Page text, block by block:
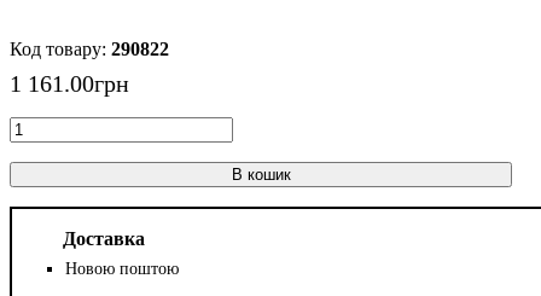
290822
1 161.00грн
В кошик
Доставка
Новою поштою